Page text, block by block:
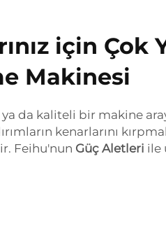
için Çok
Makinesi
da kaliteli bir makine
kenarlarını
Feihu'nun Güç Aletleri ile